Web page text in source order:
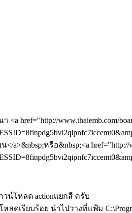
<a href="http://www.thaiemb.com/
</a>&nbsp;หรือ&nbsp;<a href="http://
วน์โหลด actionแยกสี ครับ
ลดเรียบร้อย นำไปวางที่แฟ้ม